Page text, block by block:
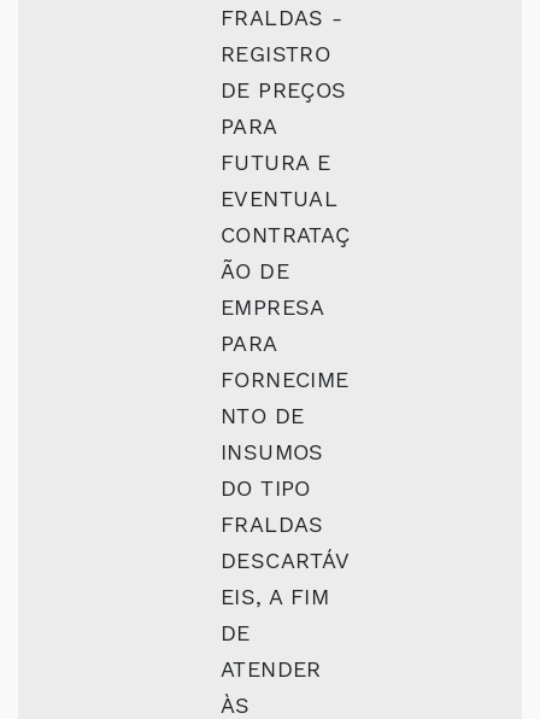
FRALDAS -
REGISTRO
DE PREÇOS
PARA
FUTURA E
EVENTUAL
CONTRATAÇ
ÃO DE
EMPRESA
PARA
FORNECIME
NTO DE
INSUMOS
DO TIPO
FRALDAS
DESCARTÁV
EIS, A FIM
DE
ATENDER
ÀS